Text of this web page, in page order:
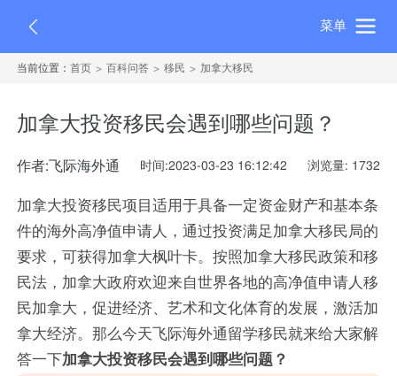
菜单
当前位置：首页 百科问答 移民 加拿大移民
加拿大投资移民会遇到哪些问题？
作者:飞际海外通 时间:2023-03-23 16:12:42 浏览量: 1732
加拿大投资移民项目适用于具备一定资金财产和基本条
件的海外高净值申请人，通过投资满足加拿大移民局的
要求，可获得加拿大枫叶卡。按照加拿大移民政策和移
民法，加拿大政府欢迎来自世界各地的高净值申请人移
民加拿大，促进经济、艺术和文化体育的发展，激活加
拿大经济。那么今天飞际海外通留学移民就来给大家解
答一下 加拿大投资移民会遇到哪些问题？